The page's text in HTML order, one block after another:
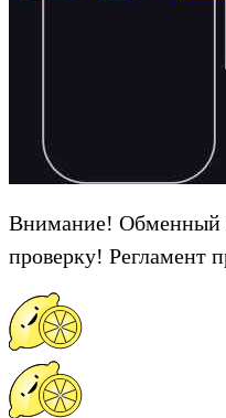
Внимание! Обменный
проверку! Регламент